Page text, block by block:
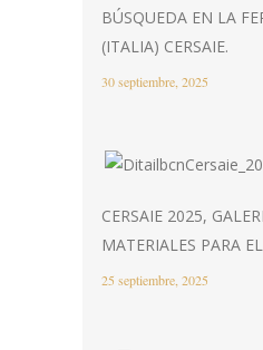
BÚSQUEDA EN LA
(ITALIA) CERSAIE.
30 septiembre, 2025
CERSAIE 2025,
MATERIALES PARA
25 septiembre, 2025